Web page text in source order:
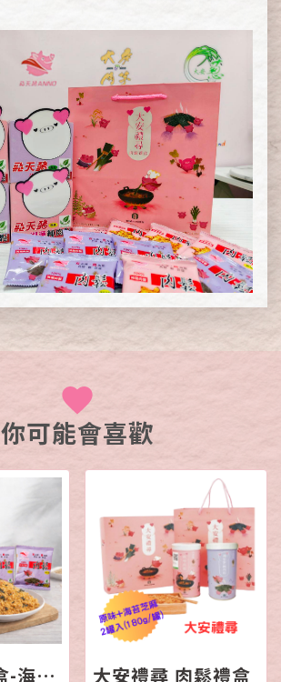
你可能會喜歡
飛天豬巧巧盒-海苔芝麻肉鬆 大安禮尋 肉鬆禮盒